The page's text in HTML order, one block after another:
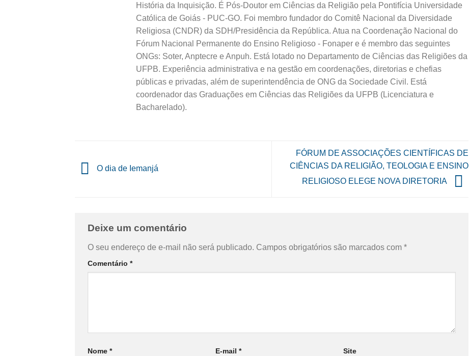
História da Inquisição. É Pós-Doutor em Ciências da Religião pela Pontifícia Universidade
Católica de Goiás - PUC-GO. Foi membro fundador do Comitê Nacional da Diversidade
Religiosa (CNDR) da SDH/Presidência da República. Atua na Coordenação Nacional do
Fórum Nacional Permanente do Ensino Religioso - Fonaper e é membro das seguintes
ONGs: Soter, Anptecre e Anpuh. Está lotado no Departamento de Ciências das Religiões da
UFPB. Experiência administrativa e na gestão em coordenações, diretorias e chefias
públicas e privadas, além de superintendência de ONG da Sociedade Civil. Está
coordenador das Graduações em Ciências das Religiões da UFPB (Licenciatura e
Bacharelado).
O dia de Iemanjá
FÓRUM DE ASSOCIAÇÕES CIENTÍFICAS DE
CIÊNCIAS DA RELIGIÃO, TEOLOGIA E ENSINO
RELIGIOSO ELEGE NOVA DIRETORIA
Deixe um comentário
O seu endereço de e-mail não será publicado. Campos obrigatórios são marcados com *
Comentário *
Nome * E-mail * Site